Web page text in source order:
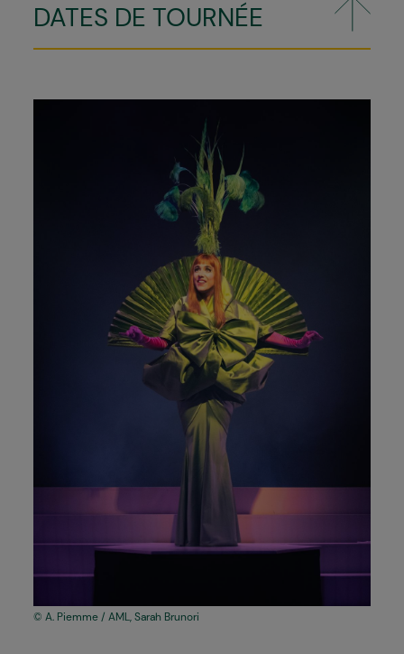
A. Piemme / AML, Sarah Brunori
DATES DE TOURNÉE